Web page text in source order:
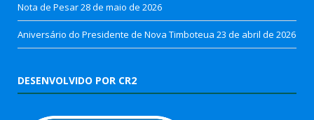
Nota de Pesar28 de maio de 2026
Aniversário do Presidente de Nova Timboteua 23 de abril de 2026
DESENVOLVIDO POR CR2